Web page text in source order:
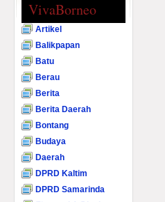
VivaBorneo
Artikel
Balikpapan
Batu
Berau
Berita
Berita Daerah
Bontang
Budaya
Daerah
DPRD Kaltim
DPRD Samarinda